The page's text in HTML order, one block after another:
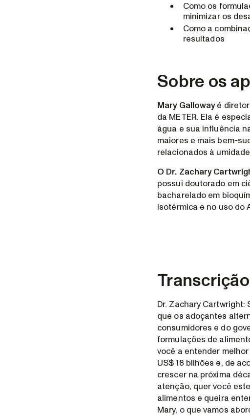
Como os
minimizar os
Como a
resultados
Sobre os
Mary Gallowayé
da METER. Ela é
água e sua influência
maiores e mais bem-
relacionados à
O Dr. Zachary
possui doutorado em
bacharelado em
isotérmica e no uso do
Dr. Zachary
que os adoçantes
consumidores e do
formulações de
você a entender
US$ 18 bilhões e, de
crescer na próxima
atenção, quer você
alimentos e queira
Mary, o que vamos